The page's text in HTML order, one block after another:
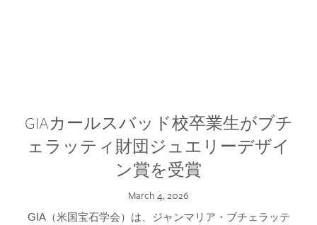
GIAカールスバッド校卒業生がブチ
ェラッティ財団ジュエリーデザイ
ン賞を受賞
March 4, 2026
GIA（米国宝石学会）は、ジャンマリア・ブチェラッテ